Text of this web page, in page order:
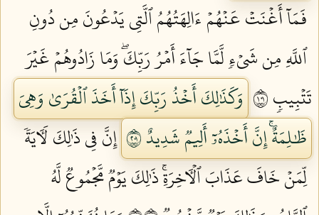
فَمَآ أَغۡنَتۡ عَنۡهُمۡ ءَالِهَتُهُمُ ٱلَّتِي يَدۡعُونَ مِن دُونِ
ٱللَّهِ مِن شَيۡءٖ لَّمَّا جَآءَ أَمۡرُ رَبِّكَۖ وَمَا زَادُوهُمۡ غَيۡرَ
تَتۡبِيبٖ ١٠١
وَكَذَٰلِكَ أَخۡذُ رَبِّكَ إِذَآ أَخَذَ ٱلۡقُرَىٰ وَهِيَ
ظَٰلِمَةٌۚ إِنَّ أَخۡذَهُۥٓ أَلِيمٞ شَدِيدٌ ١٠٢
إِنَّ فِي ذَٰلِكَ لَأٓيَةٗ
لِّمَنۡ خَافَ عَذَابَ ٱلۡأٓخِرَةِۚ ذَٰلِكَ يَوۡمٞ مَّجۡمُوعٞ لَّهُ